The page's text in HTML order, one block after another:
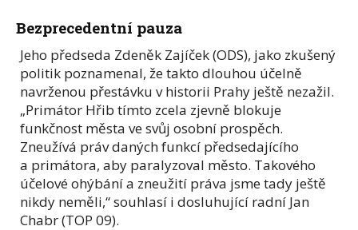
Bezprecedentní pauza
Jeho předseda Zdeněk Zajíček (ODS), jako zkušený
politik poznamenal, že takto dlouhou účelně
navrženou přestávku v historii Prahy ještě nezažil.
„Primátor Hřib tímto zcela zjevně blokuje
funkčnost města ve svůj osobní prospěch.
Zneužívá práv daných funkcí předsedajícího
a primátora, aby paralyzoval město. Takového
účelové ohýbání a zneužití práva jsme tady ještě
nikdy neměli,“ souhlasí i dosluhující radní Jan
Chabr (TOP 09).